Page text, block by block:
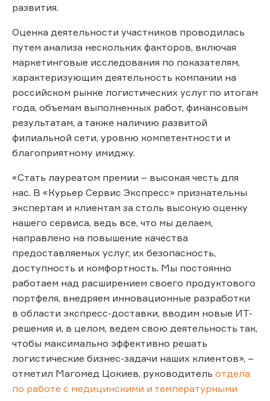
развития.
Оценка деятельности участников проводилась
путем анализа нескольких факторов, включая
маркетинговые исследования по показателям,
характеризующим деятельность компании на
российском рынке логистических услуг по итогам
года, объемам выполненных работ, финансовым
результатам, а также наличию развитой
филиальной сети, уровню компетентности и
благоприятному имиджу.
«Стать лауреатом премии – высокая честь для
нас. В «Курьер Сервис Экспресс» признательны
экспертам и клиентам за столь высокую оценку
нашего сервиса, ведь все, что мы делаем,
направлено на повышение качества
предоставляемых услуг, их безопасность,
доступность и комфортность. Мы постоянно
работаем над расширением своего продуктового
портфеля, внедряем инновационные разработки
в области экспресс-доставки, вводим новые ИТ-
решения и, в целом, ведем свою деятельность так,
чтобы максимально эффективно решать
логистические бизнес-задачи наших клиентов», –
отметил Магомед Цокиев, руководитель отдела
по работе с медицинскими и температурными